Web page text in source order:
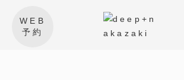
WEB
予約